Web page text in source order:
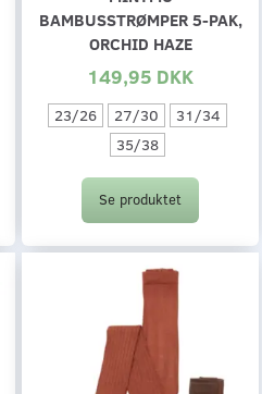
BAMBUSSTRØMPER 5-PAK,
ORCHID HAZE
149,95 DKK
23/26 27/30
31/34
35/38
Se produktet